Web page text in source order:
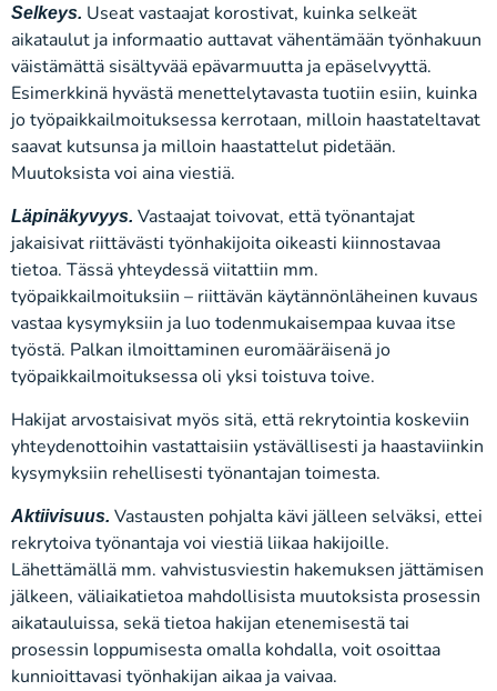
Selkeys. Useat vastaajat korostivat, kuinka selkeät
aikataulut ja informaatio auttavat vähentämään työnhakuun
väistämättä sisältyvää epävarmuutta ja epäselvyyttä.
Esimerkkinä hyvästä menettelytavasta tuotiin esiin, kuinka
jo työpaikkailmoituksessa kerrotaan, milloin haastateltavat
saavat kutsunsa ja milloin haastattelut pidetään.
Muutoksista voi aina viestiä.
Läpinäkyvyys. Vastaajat toivovat, että työnantajat
jakaisivat riittävästi työnhakijoita oikeasti kiinnostavaa
tietoa. Tässä yhteydessä viitattiin mm.
työpaikkailmoituksiin – riittävän käytännönläheinen kuvaus
vastaa kysymyksiin ja luo todenmukaisempaa kuvaa itse
työstä. Palkan ilmoittaminen euromääräisenä jo
työpaikkailmoituksessa oli yksi toistuva toive.
Hakijat arvostaisivat myös sitä, että rekrytointia koskeviin
yhteydenottoihin vastattaisiin ystävällisesti ja haastaviinkin
kysymyksiin rehellisesti työnantajan toimesta.
Aktiivisuus. Vastausten pohjalta kävi jälleen selväksi, ettei
rekrytoiva työnantaja voi viestiä liikaa hakijoille.
Lähettämällä mm. vahvistusviestin hakemuksen jättämisen
jälkeen, väliaikatietoa mahdollisista muutoksista prosessin
aikatauluissa, sekä tietoa hakijan etenemisestä tai
prosessin loppumisesta omalla kohdalla, voit osoittaa
kunnioittavasi työnhakijan aikaa ja vaivaa.